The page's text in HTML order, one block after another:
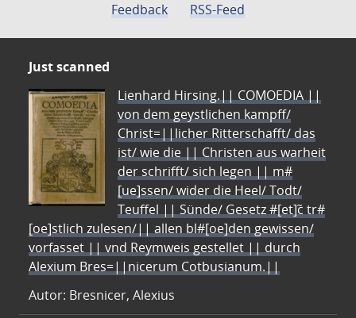
Feedback
RSS-Feed
Just scanned
Lienhard Hirsing.|| COMOEDIA ||
von dem geystlichen kampff/
Christ=||licher Ritterschafft/ das
ist/ wie die || Christen aus warheit
der schrifft/ sich legen || m#
[ue]ssen/ wider die Heel/ Todt/
Teuffel || Sünde/ Gesetz #[et]c̃ tr#
[oe]stlich zulesen/|| allen bl#[oe]den gewissen/
vorfasset || vnd Reymweis gestellet || durch
Alexium Bres=||nicerum Cotbusianum.||
Autor: Bresnicer, Alexius